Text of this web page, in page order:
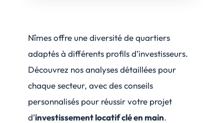
Nîmes offre une diversité de quartiers
adaptés à différents profils d’investisseurs.
Découvrez nos analyses détaillées pour
chaque secteur, avec des conseils
personnalisés pour réussir votre projet
d’investissement locatif clé en main.